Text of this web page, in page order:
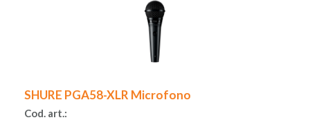
SHURE PGA58-XLR Microfono
Cod. art.: